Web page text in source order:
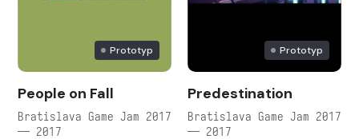
Prototyp
People on Fall
Bratislava Game Jam 2017
— 2017
Prototyp
Predestination
Bratislava Game Jam 2017
— 2017